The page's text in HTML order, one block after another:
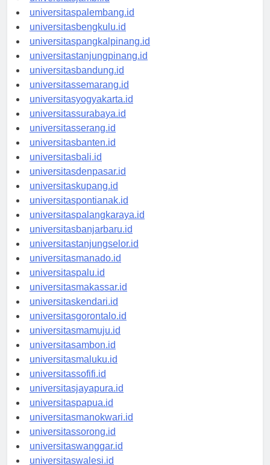
universitasjambi.id
universitaspalembang.id
universitasbengkulu.id
universitaspangkalpinang.id
universitastanjungpinang.id
universitasbandung.id
universitassemarang.id
universitasyogyakarta.id
universitassurabaya.id
universitasserang.id
universitasbanten.id
universitasbali.id
universitasdenpasar.id
universitaskupang.id
universitaspontianak.id
universitaspalangkaraya.id
universitasbanjarbaru.id
universitastanjungselor.id
universitasmanado.id
universitaspalu.id
universitasmakassar.id
universitaskendari.id
universitasgorontalo.id
universitasmamuju.id
universitasambon.id
universitasmaluku.id
universitassofifi.id
universitasjayapura.id
universitaspapua.id
universitasmanokwari.id
universitassorong.id
universitaswanggar.id